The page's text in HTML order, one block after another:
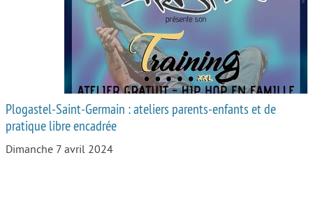
Plogastel-Saint-Germain : ateliers parents-enfants et de
pratique libre encadrée
Dimanche 7 avril 2024